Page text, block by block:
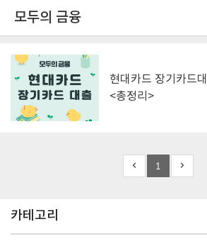
모두의 금융
현대카드 장기카드
<총정리>
1
카테고리